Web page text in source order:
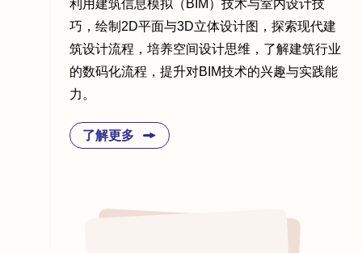
利用建筑信息模拟（BIM）技术与室内设计技
巧，绘制2D平面与3D立体设计图，探索现代建
筑设计流程，培养空间设计思维，了解建筑行业
的数码化流程，提升对BIM技术的兴趣与实践能
力。
了解更多